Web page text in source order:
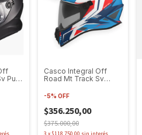
Pure
Casco Integral Off
Road Mt Track Sv
Visor
-5% OFF
$356.250,00
$375.000,00
3 x $118.750,00 sin interés